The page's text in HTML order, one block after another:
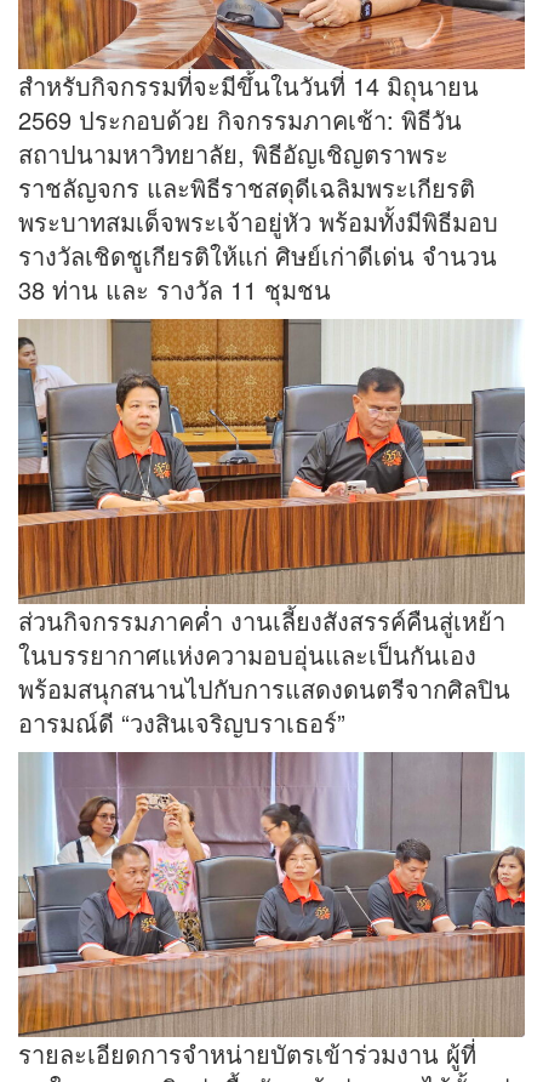
สำหรับกิจกรรมที่จะมีขึ้นในวันที่ 14 มิถุนายน
2569 ประกอบด้วย กิจกรรมภาคเช้า: พิธีวัน
สถาปนามหาวิทยาลัย, พิธีอัญเชิญตราพระ
ราชลัญจกร และพิธีราชสดุดีเฉลิมพระเกียรติ
พระบาทสมเด็จพระเจ้าอยู่หัว พร้อมทั้งมีพิธีมอบ
รางวัลเชิดชูเกียรติให้แก่ ศิษย์เก่าดีเด่น จำนวน
38 ท่าน และ รางวัล 11 ชุมชน
ส่วนกิจกรรมภาคค่ำ งานเลี้ยงสังสรรค์คืนสู่เหย้า
ในบรรยากาศแห่งความอบอุ่นและเป็นกันเอง
พร้อมสนุกสนานไปกับการแสดงดนตรีจากศิลปิน
อารมณ์ดี “วงสินเจริญบราเธอร์”
รายละเอียดการจำหน่ายบัตรเข้าร่วมงาน ผู้ที่